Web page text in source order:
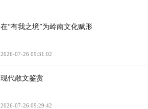
在“有我之境”为岭南文化赋形
2026-07-26 09:31:02
现代散文鉴赏
2026-07-26 09:29:42